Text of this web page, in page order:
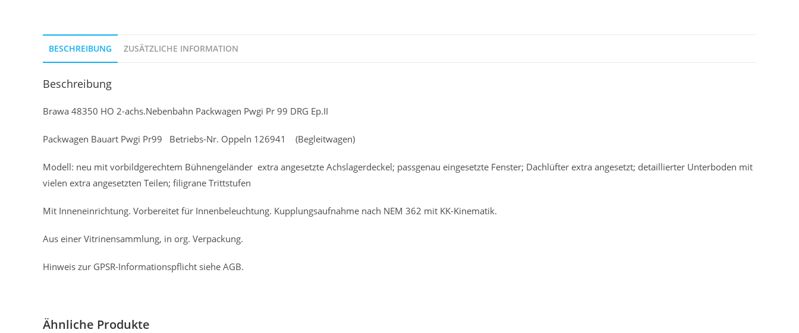
BESCHREIBUNG ZUSÄTZLICHE INFORMATION
Beschreibung
Brawa 48350 HO 2-achs.Nebenbahn Packwagen Pwgi Pr 99 DRG Ep.II
Packwagen Bauart Pwgi Pr99 Betriebs-Nr. Oppeln 126941 (Begleitwagen)
Modell: neu mit vorbildgerechtem Bühnengeländer extra angesetzte Achslagerdeckel; passgenau eingesetzte Fenster; Dachlüfter extra angesetzt; detaillierter Unterboden mit
vielen extra angesetzten Teilen; filigrane Trittstufen
Mit Inneneinrichtung. Vorbereitet für Innenbeleuchtung. Kupplungsaufnahme nach NEM 362 mit KK-Kinematik.
Aus einer Vitrinensammlung, in org. Verpackung.
Hinweis zur GPSR-Informationspflicht siehe AGB.
Ähnliche Produkte